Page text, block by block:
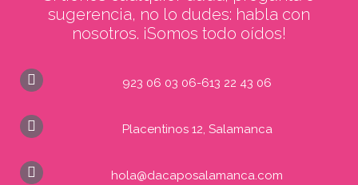
sugerencia, no lo dudes: habla con
nosotros. ¡Somos todo oídos!
923 06 03 06-613 22 43 06
Placentinos 12, Salamanca
hola@dacaposalamanca.com